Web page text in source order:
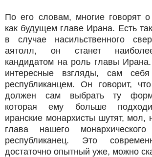
По его словам, многие говорят
как будущем главе Ирана. Есть
в случае насильственного
аятолл, он станет
кандидатом на роль главы Ирана.
интересные взгляды, сам
республиканцем. Он говорит,
должен сам выбрать ту
которая ему больше
иранские монархисты шутят, мол,
глава нашего
республиканец. Это
достаточно опытный уже, можно